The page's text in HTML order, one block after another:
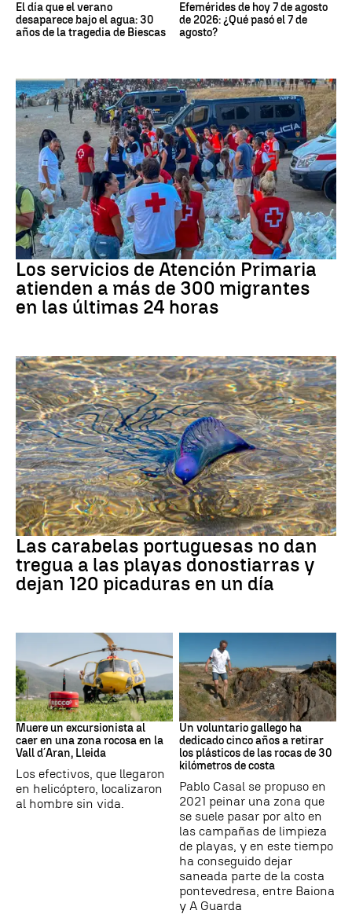
El día que el verano
desaparece bajo el agua: 30
años de la tragedia de Biescas
Efemérides de hoy 7 de agosto
de 2026: ¿Qué pasó el 7 de
agosto?
Crisis migratoria
Los servicios de Atención Primaria
atienden a más de 300 migrantes
en las últimas 24 horas
PAÍS VASCO
Las carabelas portuguesas no dan
tregua a las playas donostiarras y
dejan 120 picaduras en un día
Cataluña
Muere un excursionista al
caer en una zona rocosa en la
Vall d´Aran, Lleida
Los efectivos, que llegaron
en helicóptero, localizaron
al hombre sin vida.
Medio ambiente
Un voluntario gallego ha
dedicado cinco años a retirar
los plásticos de las rocas de 30
kilómetros de costa
Pablo Casal se propuso en
2021 peinar una zona que
se suele pasar por alto en
las campañas de limpieza
de playas, y en este tiempo
ha conseguido dejar
saneada parte de la costa
pontevedresa, entre Baiona
y A Guarda